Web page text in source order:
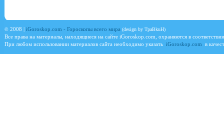
© 2008 | iGoroskop.com - Гороскопы всего мира (design by TpaBkuH)
Все права на материалы, находящиеся на сайте iGoroskop.com , охраняются в
При любом использовании материалов сайта необходимо указать iGoroskop.com в